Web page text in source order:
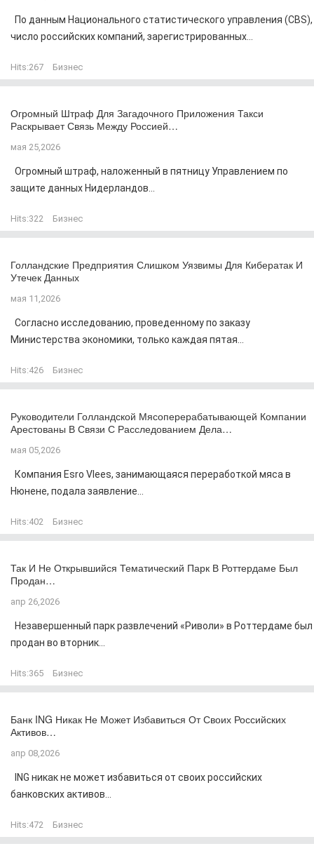
По данным Национального статистического управления (CBS),
число российских компаний, зарегистрированных...
Hits:267 Бизнес
Огромный Штраф Для Загадочного Приложения Такси
Раскрывает Связь Между Россией…
мая 25,2026
Огромный штраф, наложенный в пятницу Управлением по
защите данных Нидерландов...
Hits:322 Бизнес
Голландские Предприятия Слишком Уязвимы Для Кибератак И
Утечек Данных
мая 11,2026
Согласно исследованию, проведенному по заказу
Министерства экономики, только каждая пятая...
Hits:426 Бизнес
Руководители Голландской Мясоперерабатывающей Компании
Арестованы В Связи С Расследованием Дела…
мая 05,2026
Компания Esro Vlees, занимающаяся переработкой мяса в
Нюнене, подала заявление...
Hits:402 Бизнес
Так И Не Открывшийся Тематический Парк В Роттердаме Был
Продан…
апр 26,2026
Незавершенный парк развлечений «Риволи» в Роттердаме был
продан во вторник...
Hits:365 Бизнес
Банк ING Никак Не Может Избавиться От Своих Российских
Активов…
апр 08,2026
ING никак не может избавиться от своих российских
банковских активов...
Hits:472 Бизнес